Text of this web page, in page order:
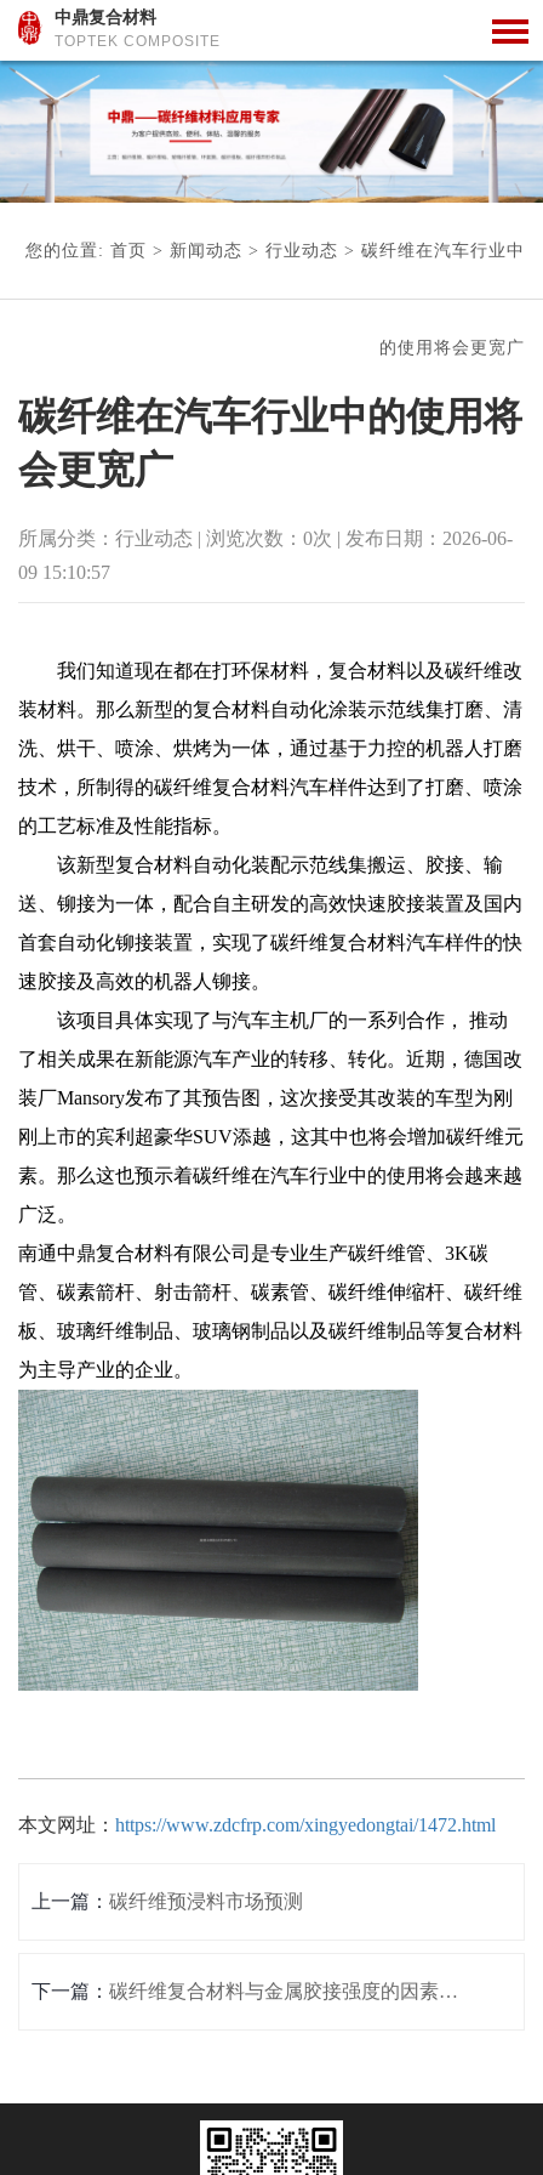
中鼎复合材料
TOPTEK COMPOSITE
您的位置: 首页 > 新闻动态 > 行业动态 > 碳纤维在汽车行业中
的使用将会更宽广
碳纤维在汽车行业中的使用将
会更宽广
所属分类： 行业动态 | 浏览次数： 0次 | 发布日期： 2026-06-
09 15:10:57
我们知道现在都在打环保材料，复合材料以及碳纤维改
装材料。那么新型的复合材料自动化涂装示范线集打磨、清
洗、烘干、喷涂、烘烤为一体，通过基于力控的机器人打磨
技术，所制得的碳纤维复合材料汽车样件达到了打磨、喷涂
的工艺标准及性能指标。
该新型复合材料自动化装配示范线集搬运、胶接、输
送、铆接为一体，配合自主研发的高效快速胶接装置及国内
首套自动化铆接装置，实现了碳纤维复合材料汽车样件的快
速胶接及高效的机器人铆接。
该项目具体实现了与汽车主机厂的一系列合作， 推动
了相关成果在新能源汽车产业的转移、转化。近期，德国改
装厂Mansory发布了其预告图，这次接受其改装的车型为刚
刚上市的宾利超豪华SUV添越，这其中也将会增加碳纤维元
素。那么这也预示着碳纤维在汽车行业中的使用将会越来越
广泛。
南通中鼎复合材料有限公司是专业生产碳纤维管
3K碳
管
碳素箭杆 射击箭杆、碳素管、碳纤维伸缩杆、 碳纤维
板
、玻璃纤维制品、玻璃钢制品以及碳纤维制品等复合材料
为主导产业的企业。
本文网址： https://www.zdcfrp.com/xingyedongtai/1472.html
上一篇： 碳纤维预浸料市场预测
下一篇： 碳纤维复合材料与金属胶接强度的因素影响